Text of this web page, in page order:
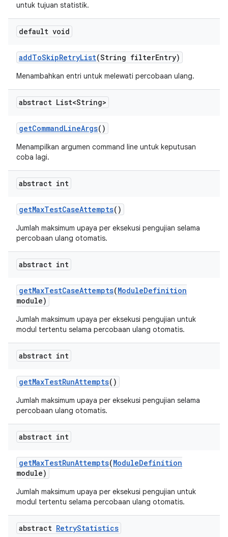
untuk tujuan statistik.
default void
addToSkipRetryList(String filterEntry)
Menambahkan entri untuk melewati percobaan ulang.
abstract List<String>
getCommandLineArgs()
Menampilkan argumen command line untuk keputusan
coba lagi.
abstract int
getMaxTestCaseAttempts()
Jumlah maksimum upaya per eksekusi pengujian selama
percobaan ulang otomatis.
abstract int
getMaxTestCaseAttempts(ModuleDefinition
module)
Jumlah maksimum upaya per eksekusi pengujian untuk
modul tertentu selama percobaan ulang otomatis.
abstract int
getMaxTestRunAttempts()
Jumlah maksimum upaya per eksekusi pengujian selama
percobaan ulang otomatis.
abstract int
getMaxTestRunAttempts(ModuleDefinition
module)
Jumlah maksimum upaya per eksekusi pengujian untuk
modul tertentu selama percobaan ulang otomatis.
abstract RetryStatistics